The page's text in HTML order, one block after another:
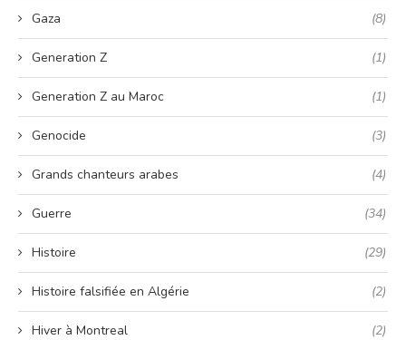
Gaza (8)
Generation Z (1)
Generation Z au Maroc (1)
Genocide (3)
Grands chanteurs arabes (4)
Guerre (34)
Histoire (29)
Histoire falsifiée en Algérie (2)
Hiver à Montreal (2)